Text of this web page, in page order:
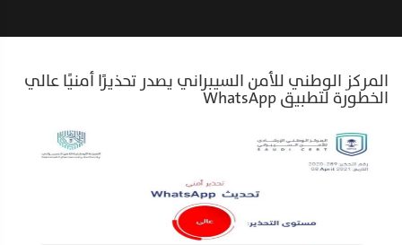
المركز الوطني للأمن السيبراني يصدر تحذيرًا أمنيًا عالي
الخطورة لتطبيق WhatsApp